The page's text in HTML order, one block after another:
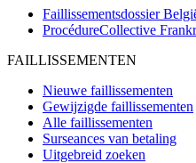
Faillissementsdossier
ProcédureCollective
FAILLISSEMENTEN
Nieuwe faillissementen
Gewijzigde faillissementen
Alle faillissementen
Surseances van betaling
Uitgebreid zoeken